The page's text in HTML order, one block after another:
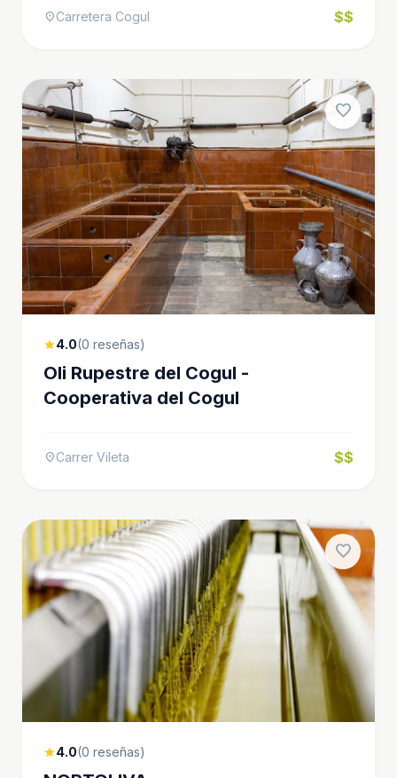
location_onCarretera Cogul $$
favorite
star4.0(0 reseñas)
Oli Rupestre del Cogul -
Cooperativa del Cogul
location_onCarrer Vileta $$
favorite
star4.0(0 reseñas)